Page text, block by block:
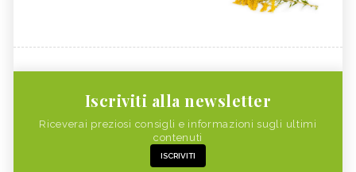
Iscriviti alla newsletter
Riceverai preziosi consigli e informazioni sugli ultimi
contenuti
ISCRIVITI